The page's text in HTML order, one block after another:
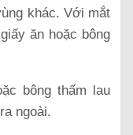
khác. Với mắt
ăn hoặc bông
bông thấm lau
ngoài.